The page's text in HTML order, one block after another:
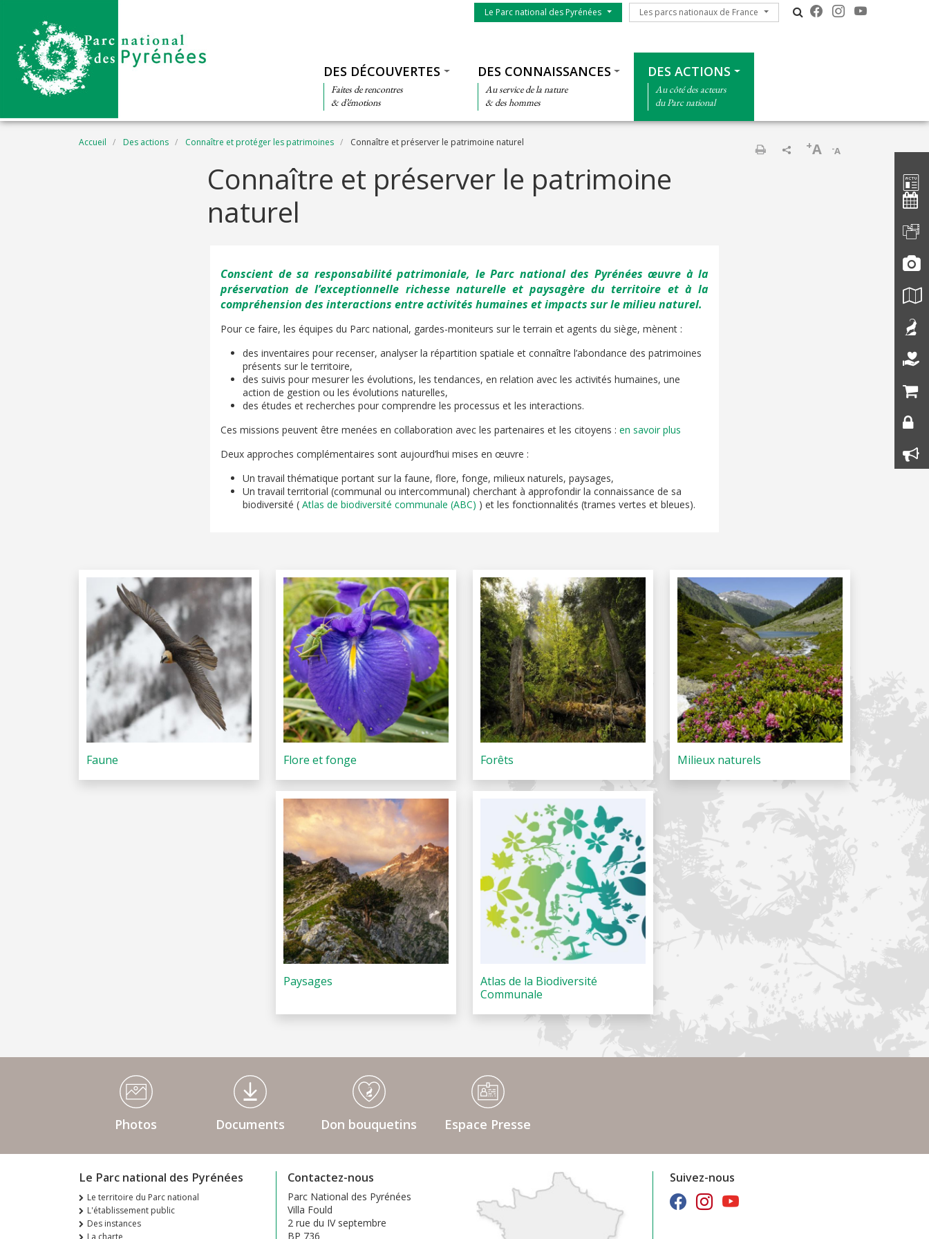
Menu du parc
Le Parc national des Pyrénées Les parcs nationaux de France
Les parcs nationaux de France
DES DÉCOUVERTES
Faites de rencontres
& d’émotions
DES CONNAISSANCES
Au service de la nature
& des hommes
DES ACTIONS
Au côté des acteurs
du Parc national
Fil d'Ariane
Accueil Des actions Connaître et protéger les patrimoines Connaître et préserver le patrimoine naturel
-A
+A
Connaître et préserver le patrimoine
naturel
Conscient de sa responsabilité patrimoniale, le Parc national des Pyrénées œuvre à la
préservation de l’exceptionnelle richesse naturelle et paysagère du territoire et à la
compréhension des interactions entre activités humaines et impacts sur le milieu naturel.
Pour ce faire, les équipes du Parc national, gardes-moniteurs sur le terrain et agents du siège, mènent :
des inventaires pour recenser, analyser la répartition spatiale et connaître l’abondance des patrimoines
présents sur le territoire,
des suivis pour mesurer les évolutions, les tendances, en relation avec les activités humaines, une
action de gestion ou les évolutions naturelles,
des études et recherches pour comprendre les processus et les interactions.
Ces missions peuvent être menées en collaboration avec les partenaires et les citoyens : en savoir plus
Deux approches complémentaires sont aujourd’hui mises en œuvre :
Un travail thématique portant sur la faune, flore, fonge, milieux naturels, paysages,
Un travail territorial (communal ou intercommunal) cherchant à approfondir la connaissance de sa
biodiversité ( Atlas de biodiversité communale (ABC) ) et les fonctionnalités (trames vertes et bleues).
Faune Flore et fonge Forêts Milieux naturels
Paysages
Atlas de la Biodiversité
Communale
Médiathèque Footer
Photos Documents Don bouquetins Espace Presse
Le Parc national des Pyrénées
Le territoire du Parc national
L'établissement public
Des instances
La charte
Contactez-nous
Parc National des Pyrénées
Villa Fould
2 rue du IV septembre
BP 736
Suivez-nous